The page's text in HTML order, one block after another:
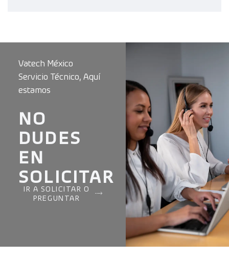
Vatech México
Servicio Técnico, Aquí
estamos
NO
DUDES
EN
SOLICITAR
IR A SOLICITAR O
PREGUNTAR